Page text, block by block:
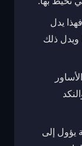
يدل
ويدل ذلك
يؤول إلى